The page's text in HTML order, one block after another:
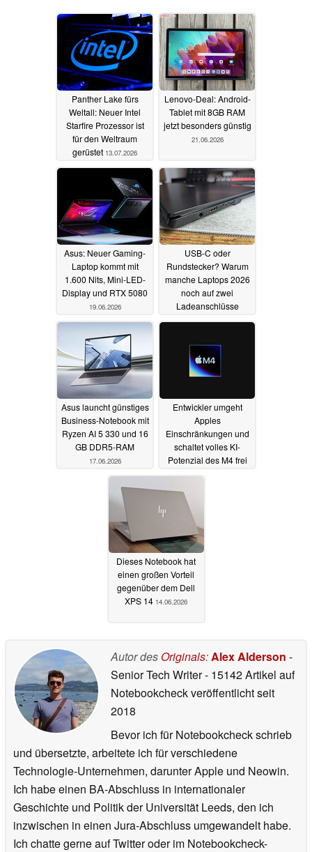
Panther Lake fürs
Weltall: Neuer Intel
Starfire Prozessor ist
für den Weltraum
gerüstet 13.07.2026
Lenovo-Deal: Android-
Tablet mit 8GB RAM
jetzt besonders günstig
21.06.2026
Asus: Neuer Gaming-
Laptop kommt mit
1.600 Nits, Mini-LED-
Display und RTX 5080
19.06.2026
USB-C oder
Rundstecker? Warum
manche Laptops 2026
noch auf zwei
Ladeanschlüsse
18.06.2026
Asus launcht günstiges
Business-Notebook mit
Ryzen AI 5 330 und 16
GB DDR5-RAM
17.06.2026
Entwickler umgeht
Apples
Einschränkungen und
schaltet volles KI-
Potenzial des M4 frei
17.06.2026
Dieses Notebook hat
einen großen Vorteil
gegenüber dem Dell
XPS 14 14.06.2026
Autor des Originals:Alex Alderson -
Senior Tech Writer- 15142 Artikel auf
Notebookcheck veröffentlichtseit
2018
Bevor ich für Notebookcheck schrieb
und übersetzte, arbeitete ich für verschiedene
Technologie-Unternehmen, darunter Apple und Neowin.
Ich habe einen BA-Abschluss in internationaler
Geschichte und Politik der Universität Leeds, den ich
inzwischen in einen Jura-Abschluss umgewandelt habe.
Ich chatte gerne auf Twitter oder im Notebookcheck-